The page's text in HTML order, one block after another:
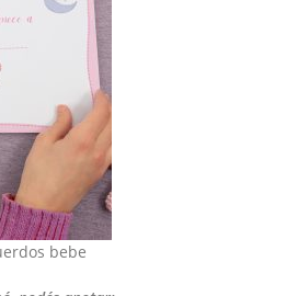
bebe